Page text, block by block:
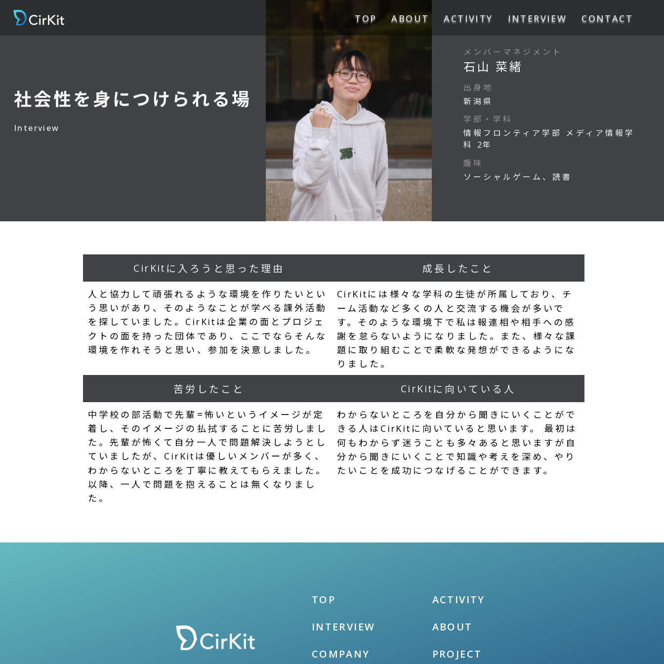
TOP ABOUT ACTIVITY INTERVIEW CONTACT
社会性を身につけられる場
Interview
メンバーマネジメント
石山 菜緒
出身地
新潟県
学部・学科
情報フロンティア学部 メディア情報学
科 2年
趣味
ソーシャルゲーム、読書
CirKit に入ろうと思った理由
人と協力して頑張れるような環境を作りたいとい
う思いがあり、そのようなことが学べる課外活動
を探していました。 CirKit は企業の面とプロジェ
クトの面を持った団体であり、ここでならそんな
環境を作れそうと思い、参加を決意しました。
成長したこと
CirKit には様々な学科の生徒が所属しており、チ
ーム活動など多くの人と交流する機会が多いで
す。そのような環境下で私は報連相や相手への感
謝を怠らないようになりました。また、様々な課
題に取り組むことで柔軟な発想ができるようにな
りました。
苦労したこと
中学校の部活動で先輩=怖いというイメージが定
着し、そのイメージの払拭することに苦労しまし
た。先輩が怖くて自分一人で問題解決しようとし
ていましたが、 CirKit は優しいメンバーが多く、
わからないところを丁寧に教えてもらえました。
以降、一人で問題を抱えることは無くなりまし
た。
CirKitに向いている人
わからないところを自分から聞きにいくことがで
きる人は CirKit に向いていると思います。 最初は
何もわからず迷うことも多々あると思いますが自
分から聞きにいくことで知識や考えを深め、やり
たいことを成功につなげることができます。
TOP
INTERVIEW
COMPANY
ACTIVITY
ABOUT
PROJECT